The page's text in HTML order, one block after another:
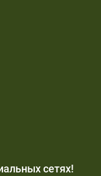
сетях!